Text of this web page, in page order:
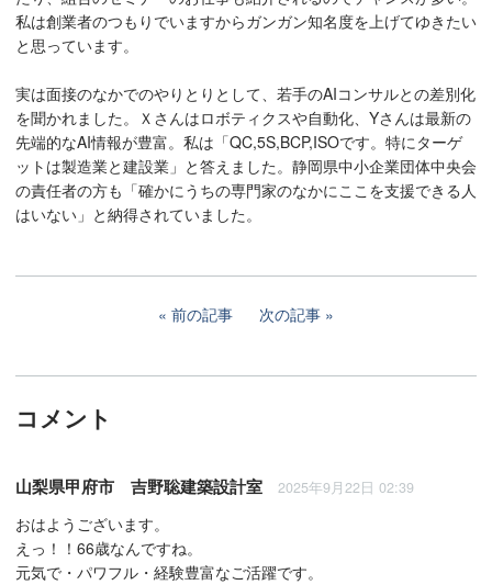
私は創業者のつもりでいますからガンガン知名度を上げてゆきたい
と思っています。
実は面接のなかでのやりとりとして、若手のAIコンサルとの差別化
を聞かれました。Ｘさんはロボティクスや自動化、Yさんは最新の
先端的なAI情報が豊富。私は「QC,5S,BCP,ISOです。特にターゲ
ットは製造業と建設業」と答えました。静岡県中小企業団体中央会
の責任者の方も「確かにうちの専門家のなかにここを支援できる人
はいない」と納得されていました。
前の記事 次の記事
コメント
山梨県甲府市 吉野聡建築設計室 2025年9月22日 02:39
おはようございます。
えっ！！66歳なんですね。
元気で・パワフル・経験豊富なご活躍です。